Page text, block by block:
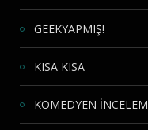
GEEKYAPMIŞ!
KISA KISA
KOMEDYEN